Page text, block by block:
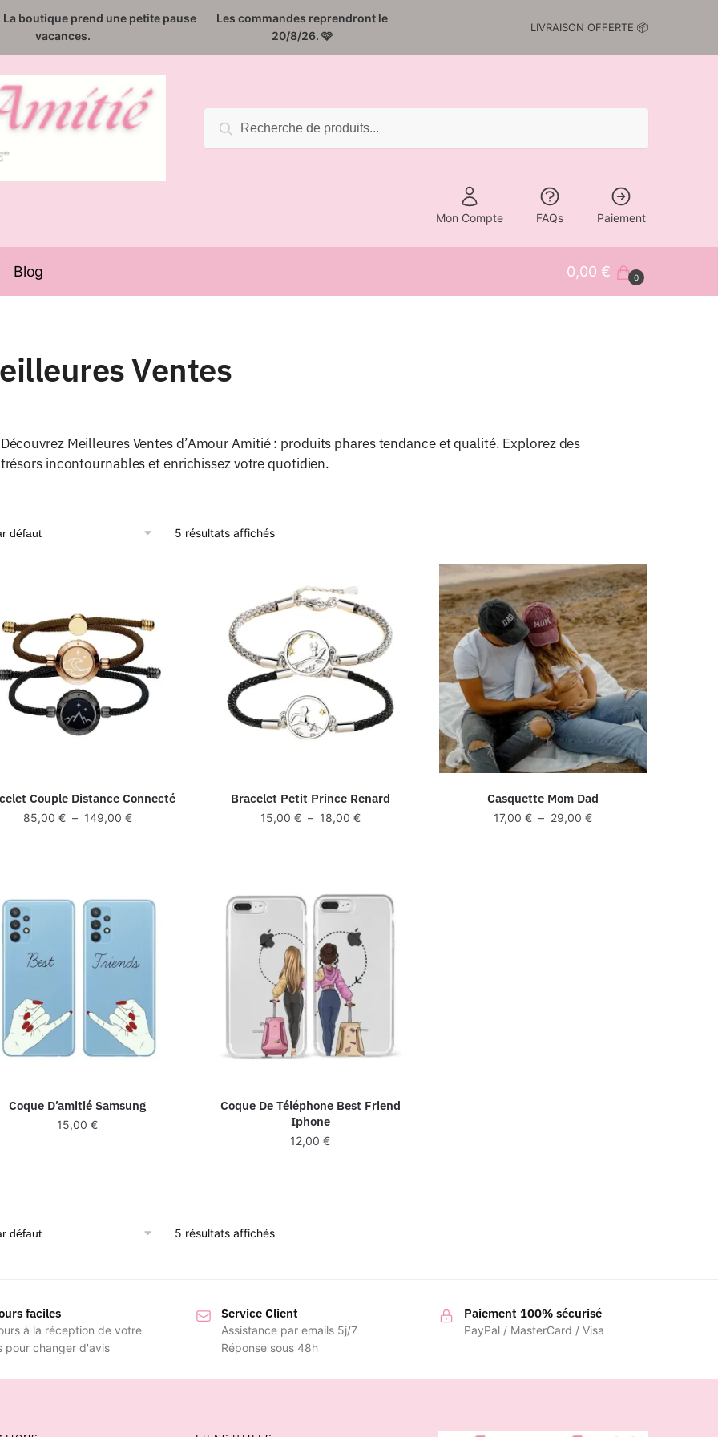
boutique prend une petite pause
vacances.
Les commandes reprendront le
20/8/26. 🩷
LIVRAISON OFFERTE 📦
pour :
Recherche
Mon Compte FAQs Paiement
Blog 0,00 € 0
Ventes
Découvrez Meilleures Ventes d’Amour Amitié : produits phares tendance et qualité. Explorez des
trésors incontournables et enrichissez votre quotidien.
5 résultats affichés
Couple Distance Connecté
85,00 € – 149,00 €Plage
149,00 €
Bracelet Petit Prince Renard
15,00 € – 18,00 €Plage
18,00 €
Casquette Mom Dad
17,00€ – 29,00€Plage
Coque D’amitié Samsung
15,00€
Coque De Téléphone Best Friend
Iphone
12,00€
5 résultats affichés
faciles
à la réception de votre
pour changer d'avis
Service Client
Assistance par emails 5j/7
Réponse sous 48h
Paiement 100% sécurisé
PayPal / MasterCard / Visa